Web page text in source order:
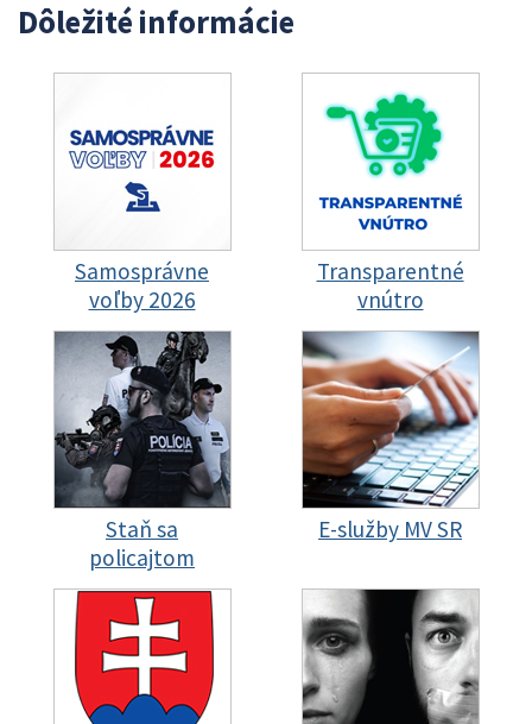
Dôležité informácie
Samosprávne
voľby 2026
Transparentné
vnútro
Staň sa
policajtom
E-služby MV SR